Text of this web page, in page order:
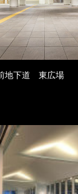
地下道 東広場